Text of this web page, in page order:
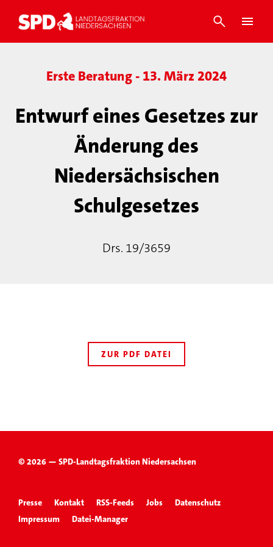
Erste Beratung - 13. März 2024
Entwurf eines Gesetzes zur
Änderung des
Niedersächsischen
Schulgesetzes
Drs. 19/3659
ZUR PDF DATEI
© 2026 — SPD-Landtagsfraktion Niedersachsen
Presse Kontakt RSS-Feeds Jobs
Datenschutz
Impressum
Datei-Manager